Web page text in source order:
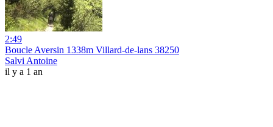
2:49
Boucle Aversin 1338m Villard-de-lans 38250
Salvi Antoine
il y a 1 an